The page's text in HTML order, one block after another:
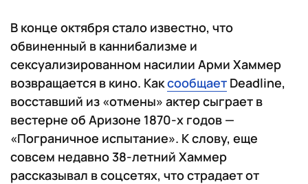
В конце октября стало известно, что
обвиненный в каннибализме и
сексуализированном насилии Арми Хаммер
возвращается в кино. Каксообщает Deadline,
восставший из «отмены» актер сыграет в
вестерне об Аризоне 1870-х годов —
«Пограничное испытание». К слову, еще
совсем недавно 38-летний Хаммер
рассказывал в соцсетях, что страдает от